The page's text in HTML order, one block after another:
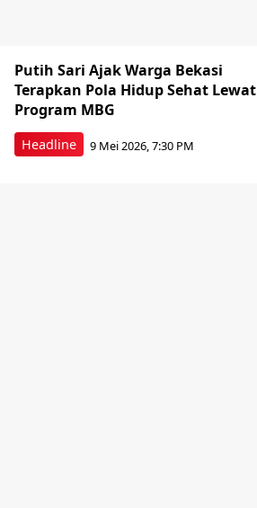
Headline
Putih Sari Ajak Warga Bekasi
Terapkan Pola Hidup Sehat Lewat
Program MBG
9 Mei 2026, 7:30 PM